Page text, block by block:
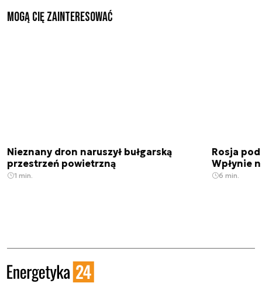
Mogą Cię zainteresować
Nieznany dron naruszył bułgarską
przestrzeń powietrzną
1 min.
Rosja
Wpłynie
6 min.